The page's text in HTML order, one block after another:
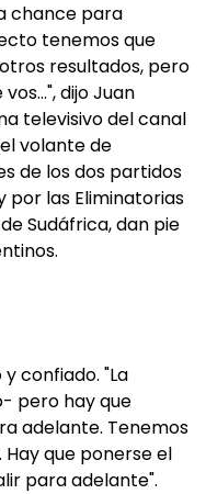
chance para
tenemos que
resultados, pero
dijo Juan
televisivo del canal
volante de
de los dos partidos
por las Eliminatorias
Sudáfrica, dan pie
confiado. "La
pero hay que
adelante. Tenemos
que ponerse el
para adelante".